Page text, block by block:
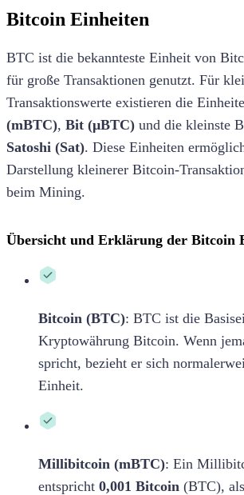
Bitcoin Einheiten
BTC ist die bekannteste Einheit von
für große Transaktionen genutzt. Für
Transaktionswerte existieren die
(mBTC), Bit (μBTC) und die kleinste
Satoshi (Sat). Diese Einheiten
Darstellung kleinerer Bitcoin-
beim Mining.
Übersicht und Erklärung der Bitcoin
Bitcoin (BTC): BTC ist die
Kryptowährung Bitcoin. Wenn
spricht, bezieht er sich
Einheit.
Millibitcoin (mBTC): Ein
entspricht 0,001 Bitcoin (BTC),